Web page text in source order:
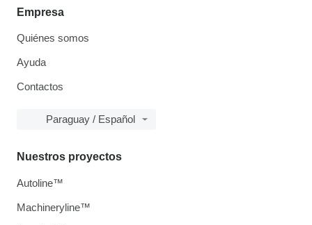
Empresa
Quiénes somos
Ayuda
Contactos
Paraguay / Español
Nuestros proyectos
Autoline™
Machineryline™